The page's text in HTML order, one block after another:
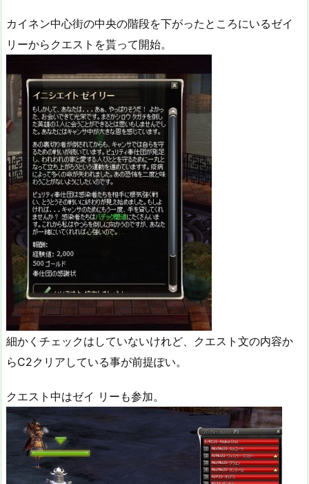
カイネン中心街の中央の階段を下がったところにいるゼイ
リーからクエストを貰って開始。
細かくチェックはしていないけれど、クエスト文の内容か
らC2クリアしている事が前提ぽい。
クエスト中はゼイ リーも参加。